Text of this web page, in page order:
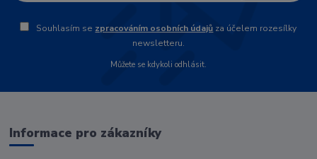
Souhlasím se zpracováním osobních údajů za účelem rozesílky
newsletteru.
Můžete se kdykoli odhlásit.
Informace pro zákazníky